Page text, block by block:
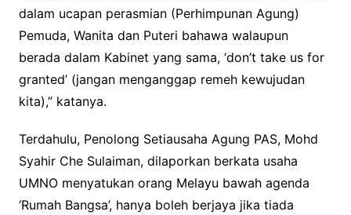
dalam ucapan perasmian (Perhimpunan Agung)
Pemuda, Wanita dan Puteri bahawa walaupun
berada dalam Kabinet yang sama, ‘don’t take us for
granted’ (jangan menganggap remeh kewujudan
kita),” katanya.
Terdahulu, Penolong Setiausaha Agung PAS, Mohd
Syahir Che Sulaiman, dilaporkan berkata usaha
UMNO menyatukan orang Melayu bawah agenda
‘Rumah Bangsa’, hanya boleh berjaya jika tiada